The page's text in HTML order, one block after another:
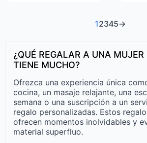
12345→
¿QUÉ REGALAR A UNA MUJER
TIENE MUCHO?
Ofrezca una experiencia única
cocina, un masaje relajante, una
semana o una suscripción a un
regalo personalizadas. Estos
ofrecen momentos inolvidables y
material superfluo.